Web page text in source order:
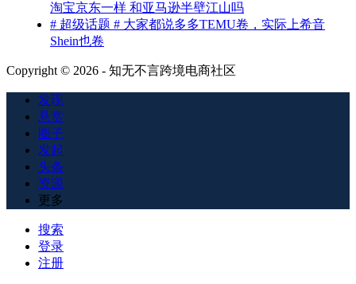
淘宝京东一样 和亚马逊半壁江山吗
# 超级话题 # 大家都说多多TEMU卷，实际上希音
Shein也卷
Copyright © 2026 - 知无不言跨境电商社区
发现
悬赏
圈子
发起
头条
资源
更多
搜索
登录
注册